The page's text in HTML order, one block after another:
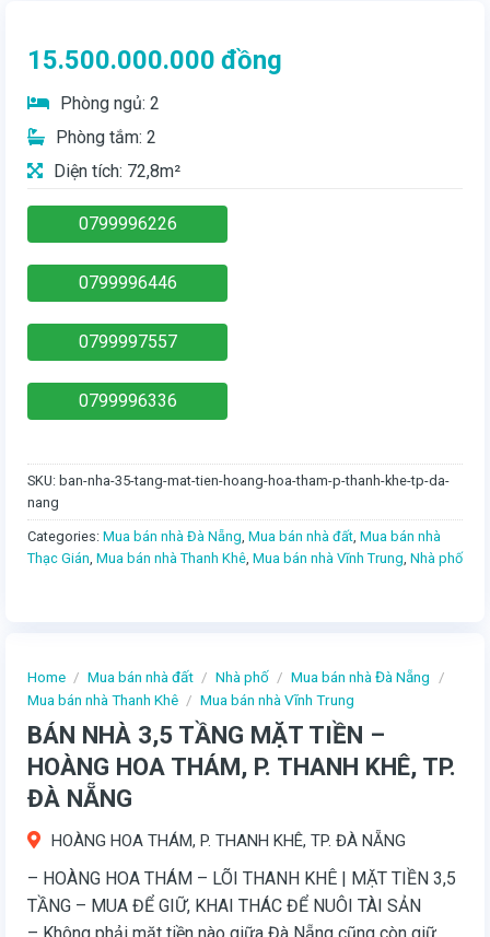
Home / Mua bán nhà đất / Nhà phố / Mua bán nhà Đà Nẵng
/
Mua bán nhà Thanh Khê / Mua bán nhà Vĩnh Trung
BÁN NHÀ 3,5 TẦNG MẶT TIỀN –
HOÀNG HOA THÁM, P. THANH KHÊ, TP.
ĐÀ NẴNG
HOÀNG HOA THÁM, P. THANH KHÊ, TP. ĐÀ NẴNG
– HOÀNG HOA THÁM – LÕI THANH KHÊ | MẶT TIỀN 3,5
TẦNG – MUA ĐỂ GIỮ, KHAI THÁC ĐỂ NUÔI TÀI SẢN
15.500.000.000 đồng
Phòng ngủ: 2
Phòng tắm: 2
Diện tích: 72,8m²
0799996226
0799996446
0799997557
0799996336
SKU: ban-nha-35-tang-mat-tien-hoang-hoa-tham-p-thanh-khe-tp-da-
nang
Categories: Mua bán nhà Đà Nẵng, Mua bán nhà đất, Mua bán nhà
Thạc Gián, Mua bán nhà Thanh Khê, Mua bán nhà Vĩnh Trung, Nhà phố